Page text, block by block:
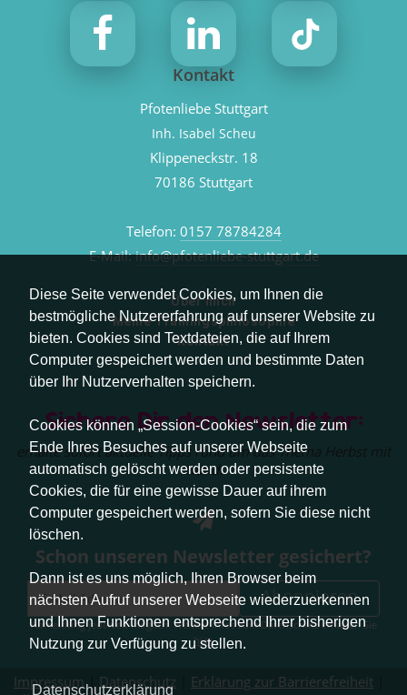
Diese Seite verwendet Cookies, um Ihnen die
bestmögliche Nutzererfahrung auf unserer Website zu
bieten. Cookies sind Textdateien, die auf Ihrem
Computer gespeichert werden und bestimmte Daten
über Ihr Nutzerverhalten speichern.
Cookies können „Session-Cookies“ sein, die zum
Ende Ihres Besuches auf unserer Webseite
automatisch gelöscht werden oder persistente
Cookies, die für eine gewisse Dauer auf ihrem
Computer gespeichert werden, sofern Sie diese nicht
löschen.
Dann ist es uns möglich, Ihren Browser beim
nächsten Aufruf unserer Webseite wiederzuerkennen
und Ihnen Funktionen entsprechend Ihrer bisherigen
Nutzung zur Verfügung zu stellen.
Datenschutzerklärung
Kontakt
Pfotenliebe Stuttgart
Inh. Isabel Scheu
Klippeneckstr. 18
70186 Stuttgart
Telefon: 0157 78784284
E-Mail:info@pfotenliebe-stuttgart.de
Über mich
Meine Trainingsphilosophie
Kontakt
Sichere Dir den Newsletter:
erhalte sofort aktuelle Tipps rund um das Thema Herbst mit
Hund.
Schon unseren Newsletter gesichert?
Abonnieren
Abmeldung jederzeit möglich. Weitere Infos zum Datenschutz erhalten Sie
hier.
Impressum| Datenschutz Erklärung zur Barrierefreiheit